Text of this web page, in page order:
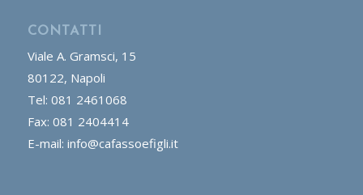
CONTATTI
Viale A. Gramsci, 15
80122, Napoli
Tel: 081 2461068
Fax: 081 2404414
E-mail: info@cafassoefigli.it